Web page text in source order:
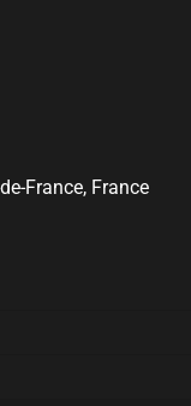
France, France